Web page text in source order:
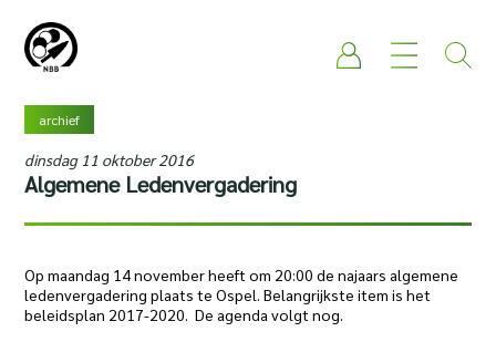
archief
dinsdag 11 oktober 2016
Algemene Ledenvergadering
Op maandag 14 november heeft om 20:00 de najaars algemene
ledenvergadering plaats te Ospel. Belangrijkste item is het
beleidsplan 2017-2020. De agenda volgt nog.